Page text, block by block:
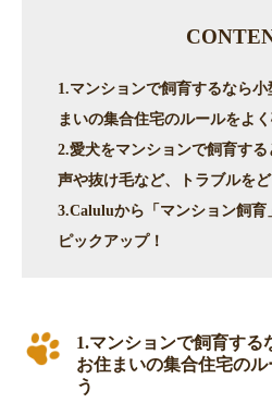
1.マンションで飼育するなら
まいの集合住宅のルールをよ
2.愛犬をマンションで飼育す
声や抜け毛など、トラブルを
3.Caluluから「マンション飼
ピックアップ！
1.マンションで飼育する
お住まいの集合住宅の
う